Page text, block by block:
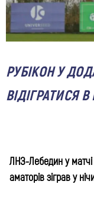
РУБІКОН У
ВІДІГРАТИСЯ
ЛНЗ-Лебедин у матчі
аматорів зіграв у